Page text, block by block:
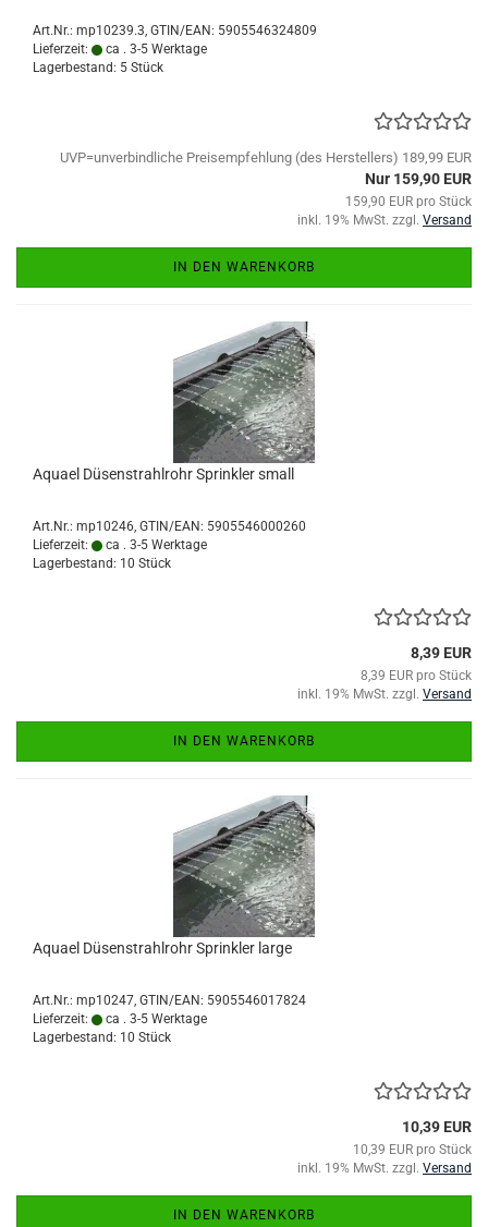
Art.Nr.: mp10239.3 GTIN/EAN: 5905546324809
Lieferzeit:
ca . 3-5 Werktage
Lagerbestand: 5 Stück
UVP=unverbindliche Preisempfehlung (des Herstellers) 189,99 EUR
Nur 159,90 EUR
159,90 EUR pro Stück
inkl. 19% MwSt. zzgl. Versand
IN DEN WARENKORB
Aquael Düsenstrahlrohr Sprinkler small
Art.Nr.: mp10246 GTIN/EAN: 5905546000260
Lieferzeit:
ca . 3-5 Werktage
Lagerbestand: 10 Stück
8,39 EUR
8,39 EUR pro Stück
inkl. 19% MwSt. zzgl. Versand
IN DEN WARENKORB
Aquael Düsenstrahlrohr Sprinkler large
Art.Nr.: mp10247 GTIN/EAN: 5905546017824
Lieferzeit:
ca . 3-5 Werktage
Lagerbestand: 10 Stück
10,39 EUR
10,39 EUR pro Stück
inkl. 19% MwSt. zzgl. Versand
IN DEN WARENKORB